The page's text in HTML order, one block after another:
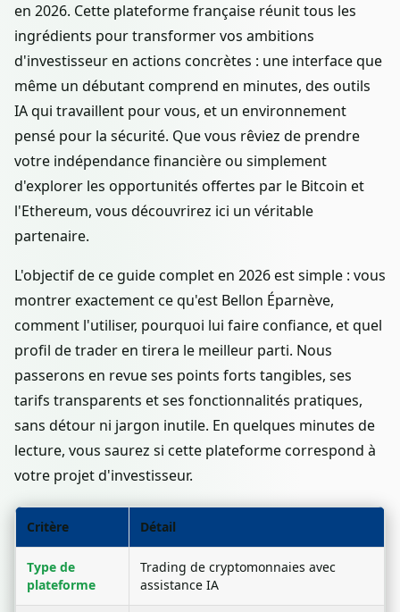
en 2026. Cette plateforme française réunit tous les
ingrédients pour transformer vos ambitions
d'investisseur en actions concrètes : une interface que
même un débutant comprend en minutes, des outils
IA qui travaillent pour vous, et un environnement
pensé pour la sécurité. Que vous rêviez de prendre
votre indépendance financière ou simplement
d'explorer les opportunités offertes par le Bitcoin et
l'Ethereum, vous découvrirez ici un véritable
partenaire.
L'objectif de ce guide complet en 2026 est simple : vous
montrer exactement ce qu'est Bellon Éparnève,
comment l'utiliser, pourquoi lui faire confiance, et quel
profil de trader en tirera le meilleur parti. Nous
passerons en revue ses points forts tangibles, ses
tarifs transparents et ses fonctionnalités pratiques,
sans détour ni jargon inutile. En quelques minutes de
lecture, vous saurez si cette plateforme correspond à
votre projet d'investisseur.
Critère Détail
Type de
plateforme
Trading de cryptomonnaies avec
assistance IA